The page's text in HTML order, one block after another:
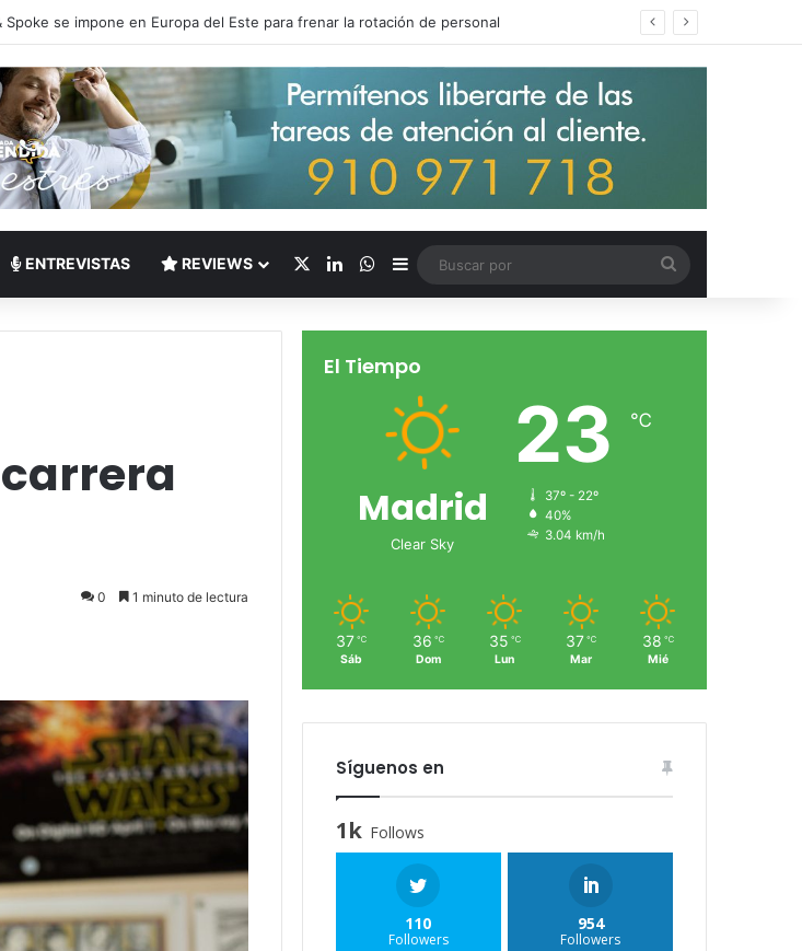
bilingüe en Centroamérica dispara los salarios de entrada un 15%
ENTREVISTAS REVIEWS LinkedInWhatsApp
Barra lateral
por
0 1 minuto de lectura
El Tiempo
Madrid
Clear Sky
23 ℃
37º - 22º
40%
3.04 km/h
37 ℃
Sáb
36 ℃
Dom
35 ℃
Lun
37 ℃
Mar
38 ℃
Mié
Síguenos en
1k Follows
110
Followers
954
Followers